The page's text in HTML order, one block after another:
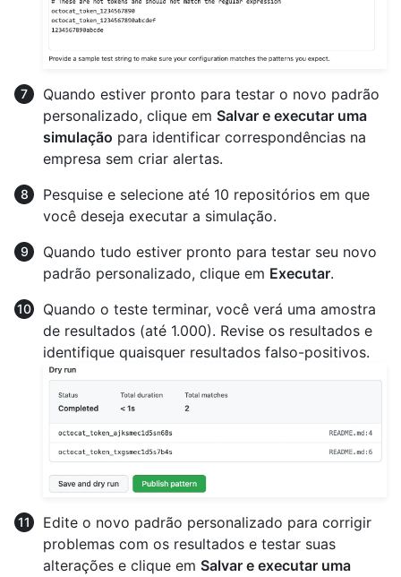
Quando estiver pronto para testar o novo padrão
personalizado, clique em Salvar e executar uma
simulação para identificar correspondências na
empresa sem criar alertas.
Pesquise e selecione até 10 repositórios em que
você deseja executar a simulação.
Quando tudo estiver pronto para testar seu novo
padrão personalizado, clique em Executar.
Quando o teste terminar, você verá uma amostra
de resultados (até 1.000). Revise os resultados e
identifique quaisquer resultados falso-positivos.
Edite o novo padrão personalizado para corrigir
problemas com os resultados e testar suas
alterações e clique em Salvar e executar uma